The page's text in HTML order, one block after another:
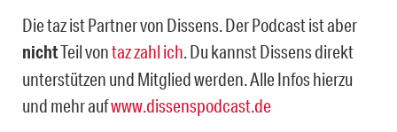
Die taz ist Partner von Dissens. Der Podcast ist aber
nichtTeil vontaz zahl ich. Du kannst Dissens direkt
unterstützen und Mitglied werden. Alle Infos hierzu
und mehr aufwww.dissenspodcast.de